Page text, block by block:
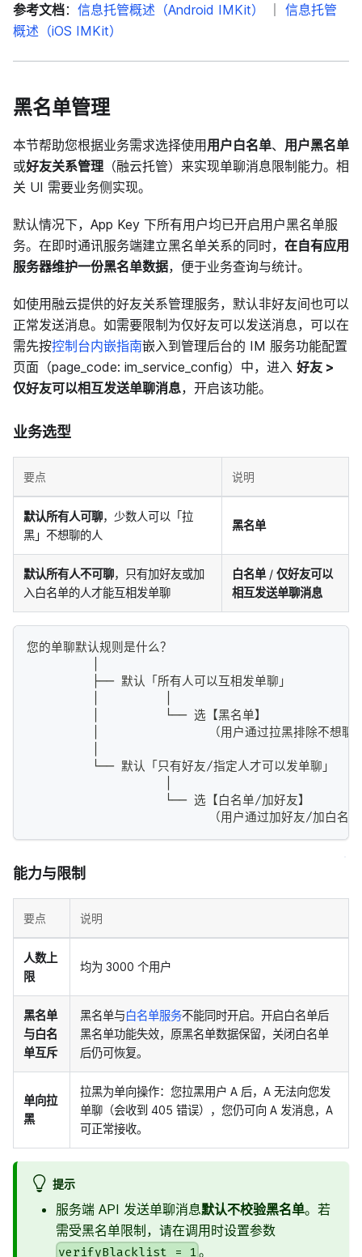
参考文档： 信息托管概述（Android IMKit）
信息托管
概述（iOS IMKit）
黑名单管理
本节帮助您根据业务需求选择使用用户白名单、 用户黑名单
或好友关系管理 （融云托管）来实现单聊消息限制能力。相
关 UI 需要业务侧实现。
默认情况下，App Key 下所有用户均已开启用户黑名单服
务。在即时通讯服务端建立黑名单关系的同时， 在自有应用
服务器维护一份黑名单数据，便于业务查询与统计。
如使用融云提供的好友关系管理服务，默认非好友间也可以
正常发送消息。如需要限制为仅好友可以发送消息，可以在
需先按控制台内嵌指南嵌入到管理后台的 IM 服务功能配置
页面（page_code: im_service_config）中，进入 好友 >
仅好友可以相互发送单聊消息，开启该功能。
业务选型
要点 说明
默认所有人可聊，少数人可以「拉
黑」不想聊的人
黑名单
默认所有人不可聊，只有加好友或加
入白名单的人才能互相发单聊
白名单/ 仅好友可以
相互发送单聊消息
您的单聊默认规则是什么？
         ├── 默认「所有人可以互相发单聊」
         │         └── 选【黑名单】
│               （用户通过拉黑排除不想聊
         └── 默认「只有好友/指定人才可以发单聊」
                   └── 选【白名单/加好友】
（用户通过加好友/加白名单
能力与限制
要点 说明
人数上
限
均为 3000 个用户
黑名单
与白名
单互斥
黑名单与白名单服务不能同时开启。开启白名单后
黑名单功能失效，原黑名单数据保留，关闭白名单
后仍可恢复。
单向拉
黑
拉黑为单向操作：您拉黑用户 A 后，A 无法向您发
单聊（会收到 405 错误），您仍可向 A 发消息，A
可正常接收。
提示
服务端 API 发送单聊消息默认不校验黑名单。若
需受黑名单限制，请在调用时设置参数
verifyBlacklist = 1。